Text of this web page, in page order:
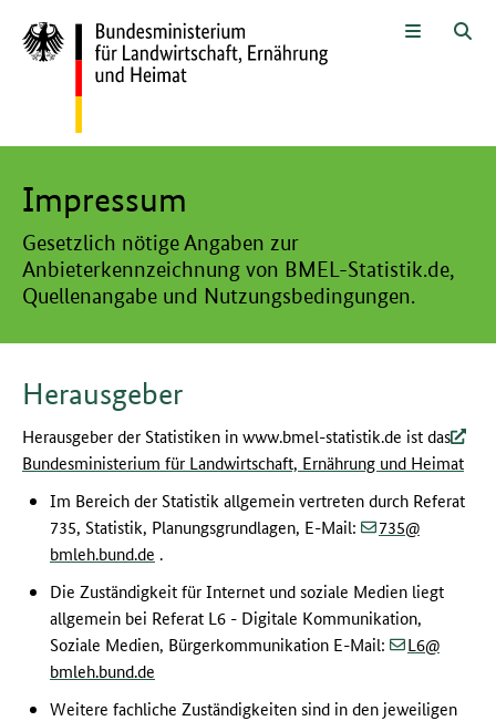
Menü
Impressum
Gesetzlich nötige Angaben zur
Anbieterkennzeichnung von BMEL-Statistik.de,
Quellenangabe und Nutzungsbedingungen.
Herausgeber
Herausgeber der Statistiken in www.bmel-statistik.de ist das
Bundesministerium für Landwirtschaft, Ernährung und Heimat
Im Bereich der Statistik allgemein vertreten durch Referat
735, Statistik, Planungsgrundlagen, E-Mail:
735
(at)
bmleh.bund(dot)
de .
Die Zuständigkeit für Internet und soziale Medien liegt
allgemein bei Referat L6 - Digitale Kommunikation,
Soziale Medien, Bürgerkommunikation E-Mail:
L6 (at)
bmleh.bund(dot)
de
Weitere fachliche Zuständigkeiten sind in den jeweiligen